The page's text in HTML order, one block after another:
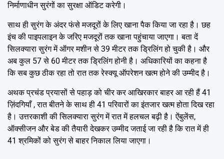
निर्माणाधीन सुरंगों का सुरक्षा ऑडिट करेगी।
साथ ही सुरंग के अंदर फंसे मजदूरों के लिए खाना पैक किया जा रहा है। छह
इंच की पाइपलाइन के जरिए मजदूरों तक खाना पहुंचाया जाएगा। बता दें
सिलक्यारा सुरंग में ऑगर मशीन से 39 मीटर तक ड्रिलिंग हो चुकी है। और
अब कुल 57 से 60 मीटर तक ड्रिलिंग होनी है। अधिकारियों का कहना है
कि सब कुछ ठीक रहा तो रात तक रेस्क्यू ऑपरेशन खत्म होने की उम्मीद है।
अथक प्रचंड प्रयासों से पहाड़ को चीर कर आखिरकार बाहर आ रही हैं 41
ज़िंदगियाँ , रात बीतने के साथ ही 41 परिवारों का इंतजार खत्म होता दिख रहा
है। उत्तरकाशी की सिलक्यारा सुरंग में रात में हलचल बढ़ी है। ऐंबुलेंस,
ऑक्सीजन और बेड की तैयारी देखकर उम्मीद जताई जा रही है कि रात में ही
41 श्रमिकों को सुरंग से बाहर निकाल लिया जाएगा।